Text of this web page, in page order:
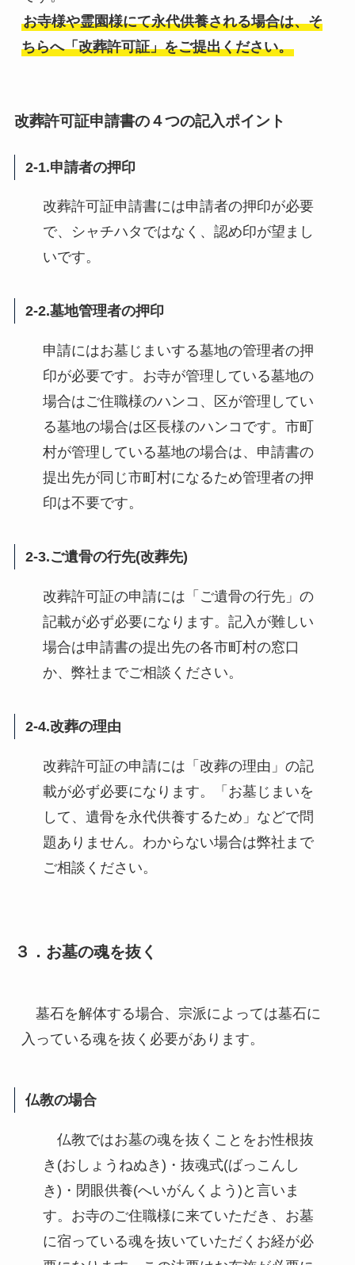
お寺様や霊園様にて永代供養される場合は、そ
ちらへ「改葬許可証」をご提出ください。
改葬許可証申請書の４つの記入ポイント
2-1.申請者の押印
改葬許可証申請書には申請者の押印が必要
で、シャチハタではなく、認め印が望まし
いです。
2-2.墓地管理者の押印
申請にはお墓じまいする墓地の管理者の押
印が必要です。お寺が管理している墓地の
場合はご住職様のハンコ、区が管理してい
る墓地の場合は区長様のハンコです。市町
村が管理している墓地の場合は、申請書の
提出先が同じ市町村になるため管理者の押
印は不要です。
2-3.ご遺骨の行先(改葬先)
改葬許可証の申請には「ご遺骨の行先」の
記載が必ず必要になります。記入が難しい
場合は申請書の提出先の各市町村の窓口
か、弊社までご相談ください。
2-4.改葬の理由
改葬許可証の申請には「改葬の理由」の記
載が必ず必要になります。「お墓じまいを
して、遺骨を永代供養するため」などで問
題ありません。わからない場合は弊社まで
ご相談ください。
３．お墓の魂を抜く
墓石を解体する場合、宗派によっては墓石に
入っている魂を抜く必要があります。
仏教の場合
仏教ではお墓の魂を抜くことをお性根抜
き(おしょうねぬき)・抜魂式(ばっこんし
き)・閉眼供養(へいがんくよう)と言いま
す。お寺のご住職様に来ていただき、お墓
に宿っている魂を抜いていただくお経が必